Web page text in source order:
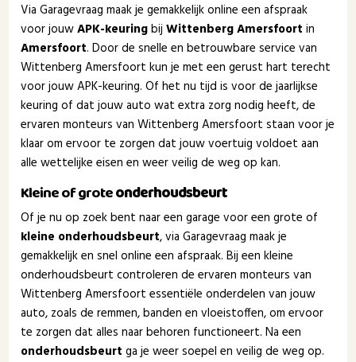
Via Garagevraag maak je gemakkelijk online een afspraak
voor jouwAPK-keuringbijWittenberg Amersfoort in
Amersfoort. Door de snelle en betrouwbare service van
Wittenberg Amersfoort kun je met een gerust hart terecht
voor jouw APK-keuring. Of het nu tijd is voor de jaarlijkse
keuring of dat jouw auto wat extra zorg nodig heeft, de
ervaren monteurs van Wittenberg Amersfoort staan voor je
klaar om ervoor te zorgen dat jouw voertuig voldoet aan
alle wettelijke eisen en weer veilig de weg op kan.
Kleine of groteonderhoudsbeurt
Of je nu op zoek bent naar een garage voor een grote of
kleine onderhoudsbeurt, via Garagevraag maak je
gemakkelijk en snel online een afspraak. Bij een kleine
onderhoudsbeurt controleren de ervaren monteurs van
Wittenberg Amersfoort essentiële onderdelen van jouw
auto, zoals de remmen, banden en vloeistoffen, om ervoor
te zorgen dat alles naar behoren functioneert. Na een
onderhoudsbeurt ga je weer soepel en veilig de weg op.